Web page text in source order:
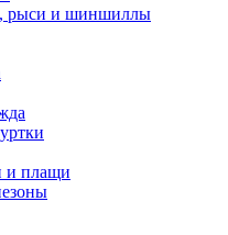
рыси и шиншиллы
и плащи